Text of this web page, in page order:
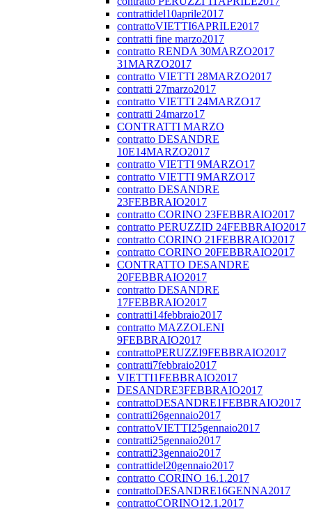
contrattidel10aprile2017
contrattoVIETTI6APRILE2017
contratti fine marzo2017
contratto RENDA 30MARZO2017
31MARZO2017
contratto VIETTI 28MARZO2017
contratti 27marzo2017
contratto VIETTI 24MARZO17
contratti 24marzo17
CONTRATTI MARZO
contratto DESANDRE
10E14MARZO2017
contratto VIETTI 9MARZO17
contratto VIETTI 9MARZO17
contratto DESANDRE
23FEBBRAIO2017
contratto CORINO 23FEBBRAIO2017
contratto PERUZZID 24FEBBRAIO2017
contratto CORINO 21FEBBRAIO2017
contratto CORINO 20FEBBRAIO2017
CONTRATTO DESANDRE
20FEBBRAIO2017
contratto DESANDRE
17FEBBRAIO2017
contratti14febbraio2017
contratto MAZZOLENI
9FEBBRAIO2017
contrattoPERUZZI9FEBBRAIO2017
contratti7febbraio2017
VIETTI1FEBBRAIO2017
DESANDRE3FEBBRAIO2017
contrattoDESANDRE1FEBBRAIO2017
contratti26gennaio2017
contrattoVIETTI25gennaio2017
contratti25gennaio2017
contratti23gennaio2017
contrattidel20gennaio2017
contratto CORINO 16.1.2017
contrattoDESANDRE16GENNA2017
contrattoCORINO12.1.2017